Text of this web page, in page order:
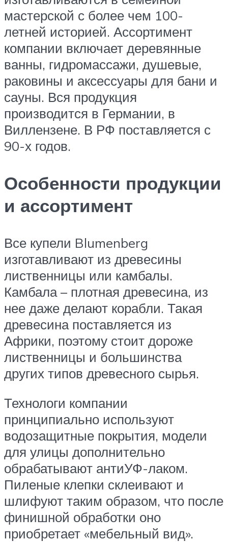
мастерской с более чем 100-
летней историей. Ассортимент
компании включает деревянные
ванны, гидромассажи, душевые,
раковины и аксессуары для бани и
сауны. Вся продукция
производится в Германии, в
Виллензене. В РФ поставляется с
90-х годов.
Особенности продукции
и ассортимент
Все купели Blumenberg
изготавливают из древесины
лиственницы или камбалы.
Камбала – плотная древесина, из
нее даже делают корабли. Такая
древесина поставляется из
Африки, поэтому стоит дороже
лиственницы и большинства
других типов древесного сырья.
Технологи компании
принципиально используют
водозащитные покрытия, модели
для улицы дополнительно
обрабатывают антиУФ-лаком.
Пиленые клепки склеивают и
шлифуют таким образом, что после
финишной обработки оно
приобретает «мебельный вид».